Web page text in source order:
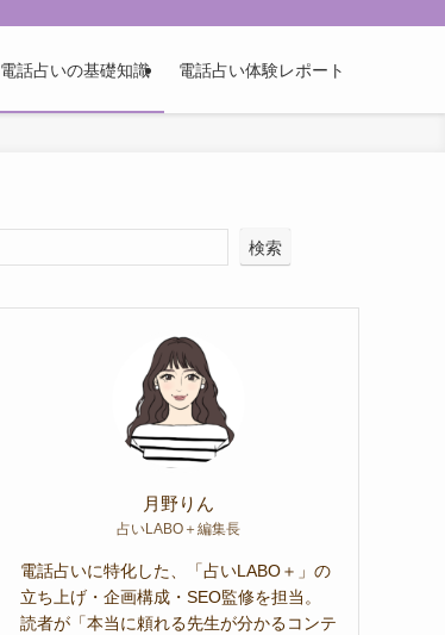
電話占いの基礎知識 電話占い体験レポート
検索
月野りん
占いLABO＋編集長
電話占いに特化した、「占いLABO＋」の
立ち上げ・企画構成・SEO監修を担当。
読者が「本当に頼れる先生が分かるコンテ